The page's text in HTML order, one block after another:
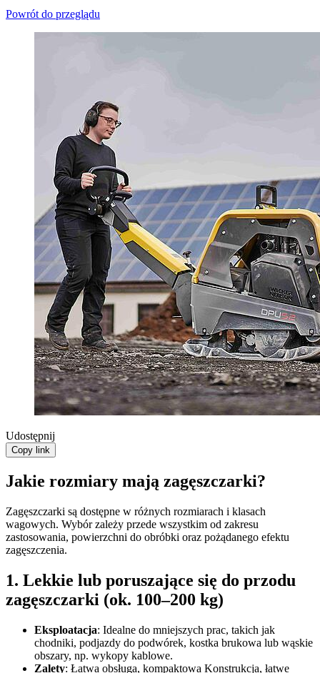
Powrót do przeglądu
Udostępnij
Copy link
Jakie rozmiary mają zagęszczarki?
Zagęszczarki są dostępne w różnych rozmiarach i klasach
wagowych. Wybór zależy przede wszystkim od zakresu
zastosowania, powierzchni do obróbki oraz pożądanego efektu
zagęszczenia.
1. Lekkie lub poruszające się do przodu
zagęszczarki (ok. 100–200 kg)
Eksploatacja: Idealne do mniejszych prac, takich jak
chodniki, podjazdy do podwórek, kostka brukowa lub wąskie
obszary, np. wykopy kablowe.
Zalety: Łatwa obsługa, kompaktowa Konstrukcja, łatwe